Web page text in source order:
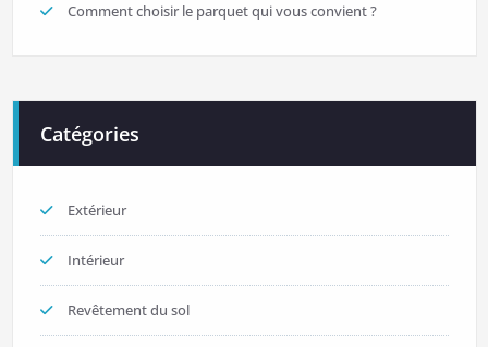
Comment choisir le parquet qui vous convient ?
Catégories
Extérieur
Intérieur
Revêtement du sol